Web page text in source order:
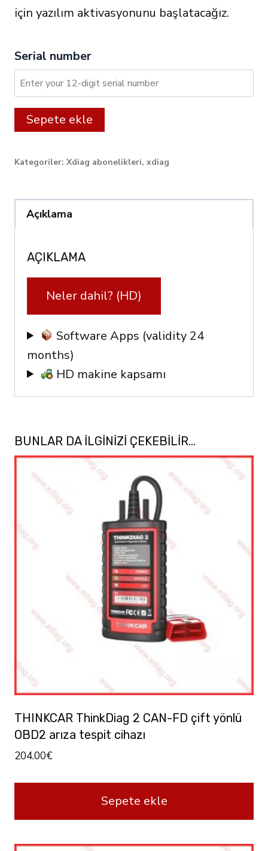
için yazılım aktivasyonunu başlatacağız.
Serial number
XDIAG:
24
month
Trucks
quantity
Sepete ekle
Kategoriler: Xdiag abonelikleri, xdiag
Açıklama
AÇIKLAMA
Neler dahil? (HD)
Software Apps (validity 24
months)
HD makine kapsamı
BUNLAR DA ILGINIZI ÇEKEBILIR…
THINKCAR ThinkDiag 2 CAN-FD çift yönlü
OBD2 arıza tespit cihazı
204.00€
Sepete ekle